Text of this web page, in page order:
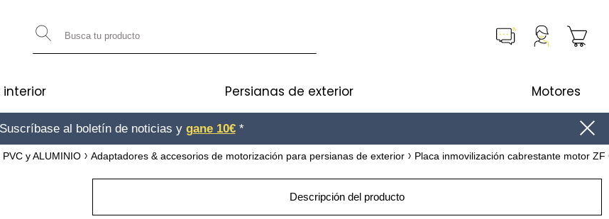
interior Persianas de exterior Motores
Suscríbase al boletín de noticias y gane 10€*
y ALUMINIO Adaptadores & accesorios de motorización para persianas de exterior Placa inmovilización cabrestante motor ZF
Descripción del producto